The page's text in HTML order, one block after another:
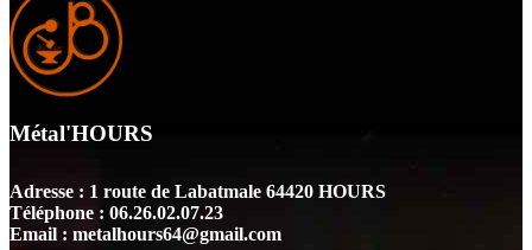
Métal'HOURS
Adresse : 1 route de Labatmale 64420 HOURS
Téléphone : 06.26.02.07.23
Email : metalhours64@gmail.com